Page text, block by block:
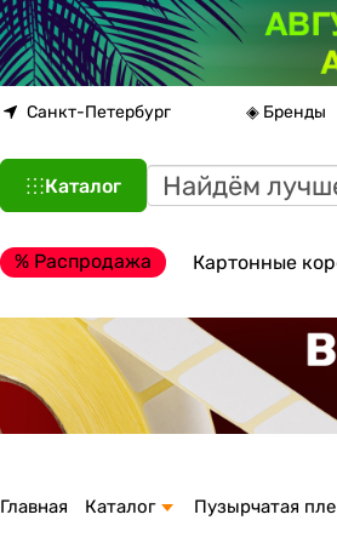
Санкт-Петербург ◈ Бренды
Каталог
% Распродажа Картонные
Главная Каталог Пузырчатая